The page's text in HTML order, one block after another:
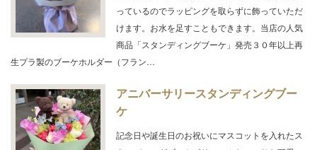
っているのでラッピングを取らずに飾っていただ
けます。お水を足すこともできます。当店の人気
商品「スタンディングブーケ」発売３０年以上再
生プラ製のブーケホルダー（フラン…
アニバーサリースタンディングブー
ケ
記念日や誕生日のお祝いにマスコットを入れたス